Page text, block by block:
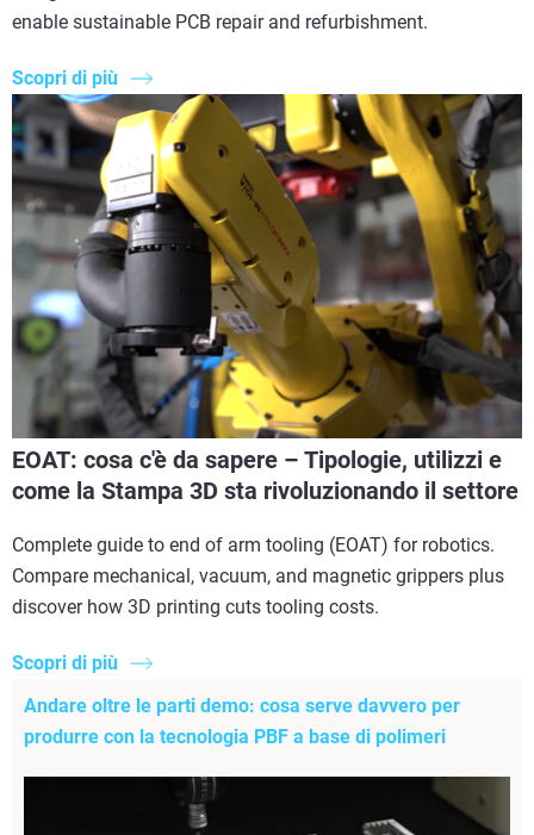
enable sustainable PCB repair and refurbishment.
Scopri di più
EOAT: cosa c'è da sapere – Tipologie, utilizzi e
come la Stampa 3D sta rivoluzionando il settore
Complete guide to end of arm tooling (EOAT) for robotics.
Compare mechanical, vacuum, and magnetic grippers plus
discover how 3D printing cuts tooling costs.
Scopri di più
Andare oltre le parti demo: cosa serve davvero per
produrre con la tecnologia PBF a base di polimeri